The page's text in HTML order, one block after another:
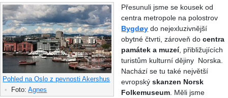
Pohled na Oslo z pevnosti Akershus
•
Foto:Agnes
Přesunuli jsme se kousek od
centra metropole na polostrov
Bygdøy do nejexluzivnější
obytné čtvrti, zároveň docentra
památek a muzeí, přibližujících
turistům kulturní dějiny Norska.
Nachází se tu také největší
evropskýskanzen Norsk
Folkemuseum . Měli jsme